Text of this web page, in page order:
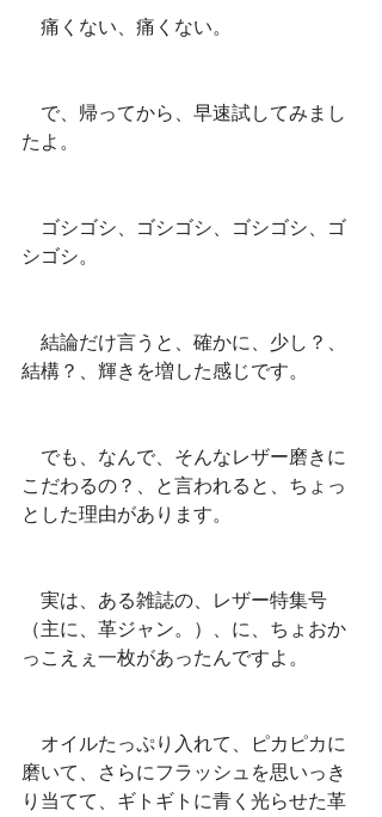
痛くない、痛くない。
で、帰ってから、早速試してみまし
たよ。
ゴシゴシ、ゴシゴシ、ゴシゴシ、ゴ
シゴシ。
結論だけ言うと、確かに、少し？、
結構？、輝きを増した感じです。
でも、なんで、そんなレザー磨きに
こだわるの？、と言われると、ちょっ
とした理由があります。
実は、ある雑誌の、レザー特集号
（主に、革ジャン。）、に、ちょおか
っこえぇ一枚があったんですよ。
オイルたっぷり入れて、ピカピカに
磨いて、さらにフラッシュを思いっき
り当てて、ギトギトに青く光らせた革